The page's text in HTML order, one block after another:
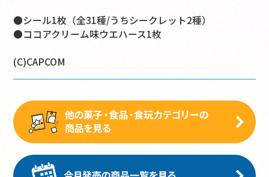
●シール1枚（全31種/うちシークレット2種）
●ココアクリーム味ウエハース1枚
(C)CAPCOM